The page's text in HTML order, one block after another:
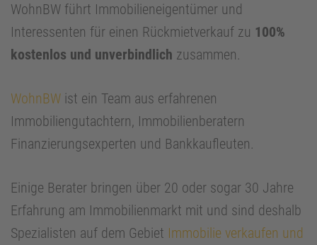
WohnBW führt Immobilieneigentümer und
Interessenten für einen Rückmietverkauf zu 100%
kostenlos und unverbindlich zusammen.
WohnBW ist ein Team aus erfahrenen
Immobiliengutachtern, Immobilienberatern
Finanzierungsexperten und Bankkaufleuten.
Einige Berater bringen über 20 oder sogar 30 Jahre
Erfahrung am Immobilienmarkt mit und sind deshalb
Spezialisten auf dem Gebiet Immobilie verkaufen und